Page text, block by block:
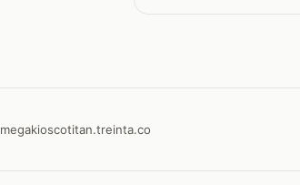
megakioscotitan.treinta.co